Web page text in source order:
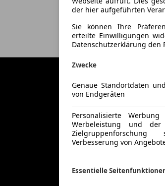
der hier aufgeführten
Sie können Ihre
erteilte Einwilligungen
Datenschutzerklärung den
Zwecke
Genaue Standortdaten
von Endgeräten
Personalisierte
Werbeleistung und
Verbesserung von
Essentielle